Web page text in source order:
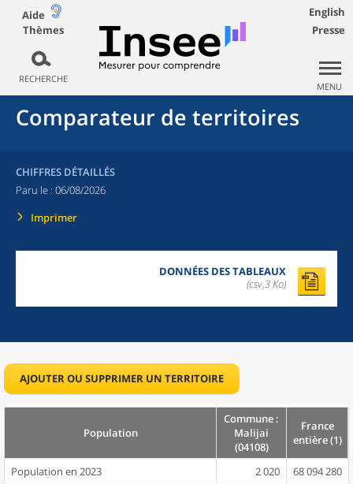
Aide
Thèmes
RECHERCHE
English
Presse
MENU
Comparateur de territoires
CHIFFRES DÉTAILLÉS
Paru le : 06/08/2026
Imprimer
DONNÉES DES TABLEAUX
(csv,3 Ko)
AJOUTER OU SUPPRIMER UN TERRITOIRE
Population
Commune :
Malijai
(04108)
France
entière (1)
Population en 2023 2 020
68 094 280